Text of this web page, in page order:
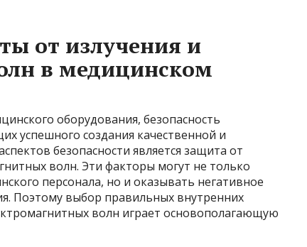
от излучения и
в медицинском
оборудования, безопасность
успешного создания качественной и
безопасности является защита от
волн. Эти факторы могут не только
персонала, но и оказывать негативное
Поэтому выбор правильных внутренних
волн играет основополагающую